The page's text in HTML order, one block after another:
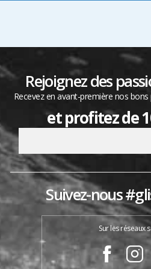
Rejoignez des
Recevez en avant-première nos
et profitez de
Suivez-nous
Sur les réseaux